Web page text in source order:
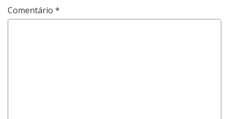
Comentário *